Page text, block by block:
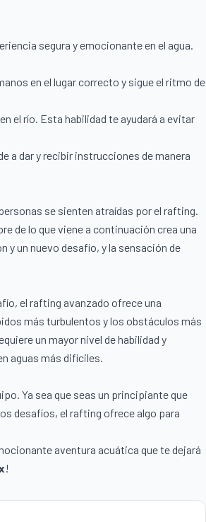
segura y emocionante en el agua.
en el lugar correcto y sigue el ritmo de
el río. Esta habilidad te ayudará a evitar
a dar y recibir instrucciones de manera
se sienten atraídas por el rafting.
de lo que viene a continuación crea una
y un nuevo desafío, y la sensación de
el rafting avanzado ofrece una
más turbulentos y los obstáculos más
un mayor nivel de habilidad y
aguas más difíciles.
Ya sea que seas un principiante que
desafíos, el rafting ofrece algo para
aventura acuática que te dejará
!